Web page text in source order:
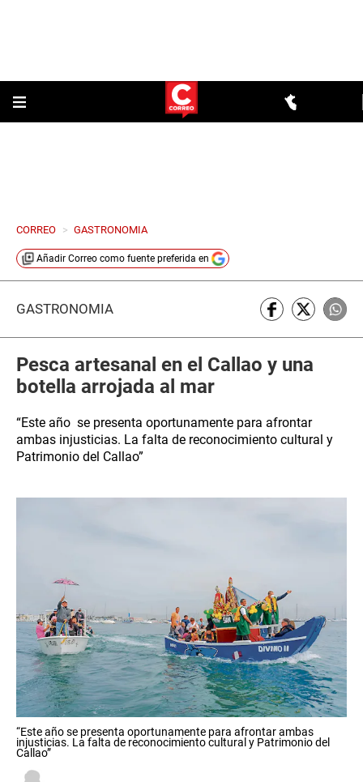
CORREO > GASTRONOMIA
Añadir Correo como fuente preferida en
GASTRONOMÍA
Pesca artesanal en el Callao y una
botella arrojada al mar
“Este año se presenta oportunamente para afrontar
ambas injusticias. La falta de reconocimiento cultural y
Patrimonio del Callao”
“Este año se presenta oportunamente para afrontar ambas
injusticias. La falta de reconocimiento cultural y Patrimonio del
Callao”